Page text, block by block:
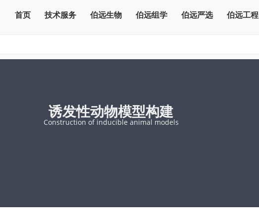
诱发性动物模型构建
Construction of inducible animal models
首页 技术服务 伯远生物 伯远组学 伯远严选 伯远工程